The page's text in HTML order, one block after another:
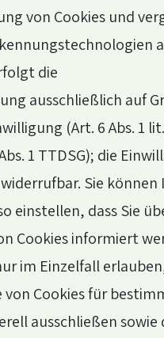
von Cookies und
die
ausschließlich auf
(Art. 6 Abs. 1 lit.
1 TTDSG); die
Sie können
einstellen, dass Sie
Cookies informiert
im Einzelfall
von Cookies für
ausschließen sowie